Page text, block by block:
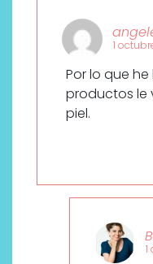
1
Por lo que
productos le
piel.